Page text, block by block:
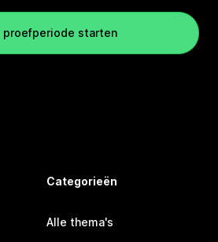
proefperiode starten
Categorieën
Alle thema's